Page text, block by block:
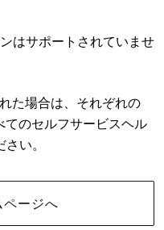
はサポートされていませ
た場合は、それぞれの
てのセルフサービスヘル
い。
ページへ